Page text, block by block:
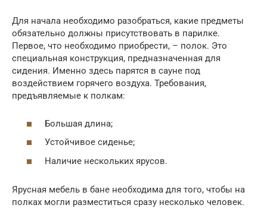
Для начала необходимо разобраться, какие предметы
обязательно должны присутствовать в парилке.
Первое, что необходимо приобрести, – полок. Это
специальная конструкция, предназначенная для
сидения. Именно здесь парятся в сауне под
воздействием горячего воздуха. Требования,
предъявляемые к полкам:
Большая длина;
Устойчивое сиденье;
Наличие нескольких ярусов.
Ярусная мебель в бане необходима для того, чтобы на
полках могли разместиться сразу несколько человек.